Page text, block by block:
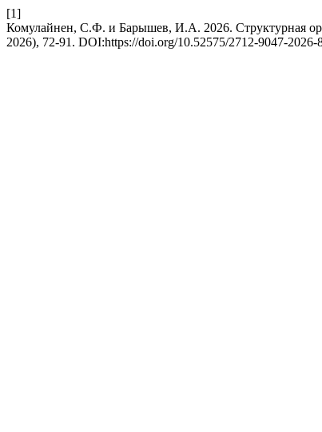
[1]
Комулайнен, С.Ф. и Барышев, И.А. 2026. Структурная
2026), 72-91. DOI:https://doi.org/10.52575/2712-9047-2026-